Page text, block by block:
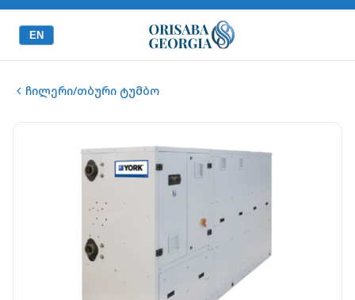
EN
ჩილერი/თბური ტუმბო